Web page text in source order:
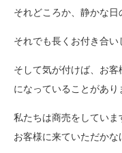
それどころか、静かな日
それでも長くお付き合い
そして気が付けば、お
になっていることがあり
私たちは商売をしていま
お客様に来ていただかな